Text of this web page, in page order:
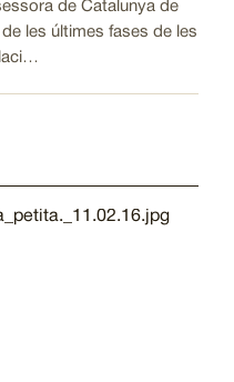
de Catalunya de
les últimes fases de les